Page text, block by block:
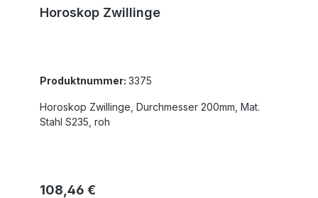
Horoskop Zwillinge
Produktnummer: 3375
Horoskop Zwillinge, Durchmesser 200mm, Mat.
Stahl S235, roh
Regulärer Preis:
108,46 €